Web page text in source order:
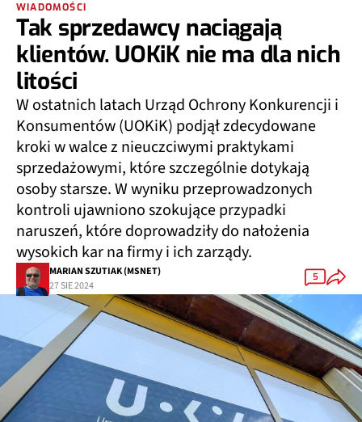
WIADOMOŚCI
Tak sprzedawcy naciągają
klientów. UOKiK nie ma dla nich
litości
W ostatnich latach Urząd Ochrony Konkurencji i
Konsumentów (UOKiK) podjął zdecydowane
kroki w walce z nieuczciwymi praktykami
sprzedażowymi, które szczególnie dotykają
osoby starsze. W wyniku przeprowadzonych
kontroli ujawniono szokujące przypadki
naruszeń, które doprowadziły do nałożenia
wysokich kar na firmy i ich zarządy.
MARIAN SZUTIAK (MSNET)
27 SIE 2024
5